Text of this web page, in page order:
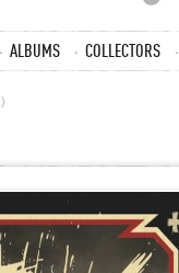
ALBUMS COLLECTORS